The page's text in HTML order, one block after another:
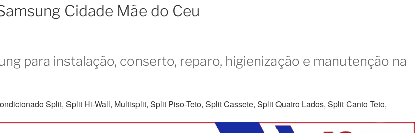
Cidade Mãe do Ceu
para instalação, conserto, reparo, higienização e manutenção na
Split, Split Hi-Wall, Multisplit, Split Piso-Teto, Split Cassete, Split Quatro Lados, Split Canto Teto,